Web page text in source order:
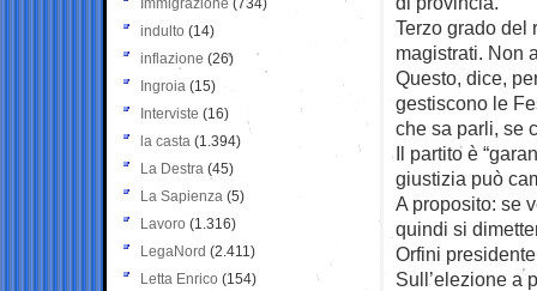
Terzo grado del
magistrati. Non
Questo, dice,
gestiscono le
che sa parli, se
Il partito è
giustizia può
A proposito: se
quindi si
Orfini
Sull’elezione a
Immigrazione (734)
indulto (14)
inflazione (26)
Ingroia (15)
Interviste (16)
la casta (1.394)
La Destra (45)
La Sapienza (5)
Lavoro (1.316)
LegaNord (2.411)
Letta Enrico (154)